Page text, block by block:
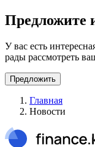
Предложите
У вас есть
рады рассмотреть
Предложить
Главная
Новости